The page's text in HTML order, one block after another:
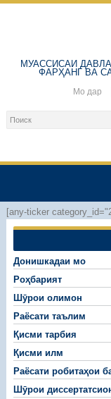
МУАССИСАИ
ФАРҲАНГ ВА
Мо дар
[any-ticker
Донишкадаи мо
Роҳбарият
Шӯрои олимон
Раёсати таълим
Қисми тарбия
Қисми илм
Раёсати робитаҳои
Шӯрои